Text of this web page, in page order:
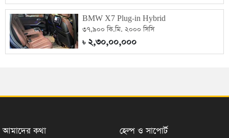
BMW X7 Plug-in Hybrid
৩৭,৯০০ কি.মি. ২০০০ সিসি
৳২,৩০,০০,০০০
আমাদের কথা হেল্প ও সাপোর্ট